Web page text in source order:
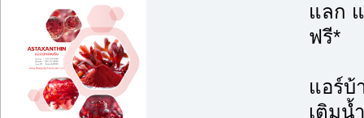
แลก
ฟรี*
แอร์บ้
เติมน้